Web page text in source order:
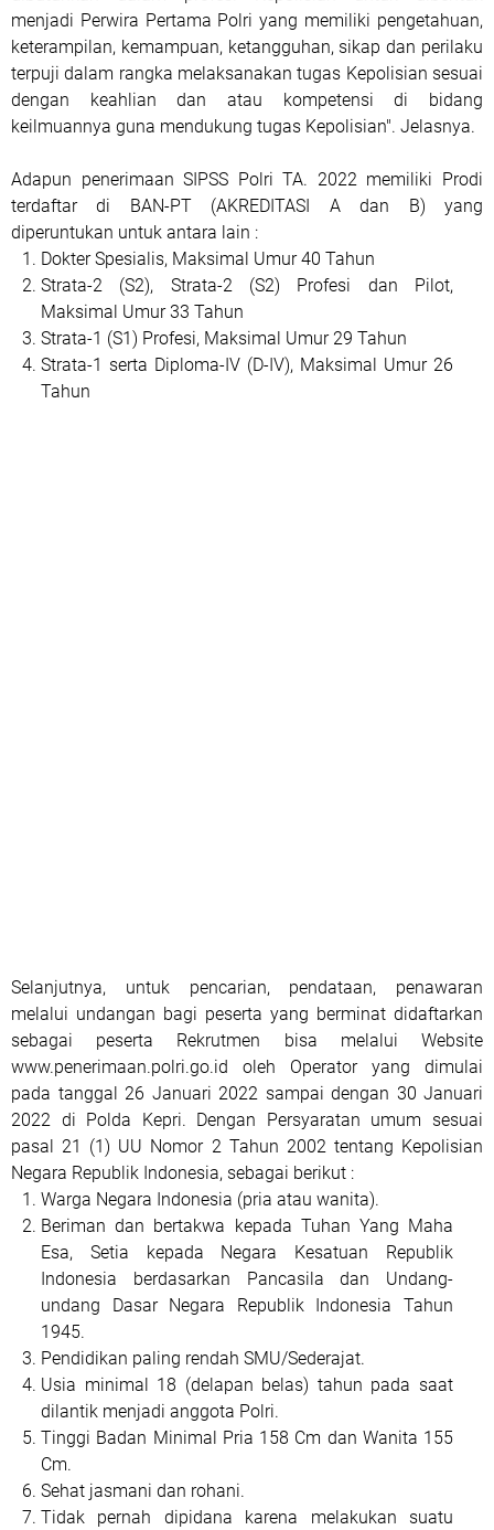
menjadi Perwira Pertama Polri yang memiliki pengetahuan,
keterampilan, kemampuan, ketangguhan, sikap dan perilaku
terpuji dalam rangka melaksanakan tugas Kepolisian sesuai
dengan keahlian dan atau kompetensi di bidang
keilmuannya guna mendukung tugas Kepolisian". Jelasnya.
Adapun penerimaan SIPSS Polri TA. 2022 memiliki Prodi
terdaftar di BAN-PT (AKREDITASI A dan B) yang
diperuntukan untuk antara lain :
Dokter Spesialis, Maksimal Umur 40 Tahun
Strata-2 (S2), Strata-2 (S2) Profesi dan Pilot,
Maksimal Umur 33 Tahun
Strata-1 (S1) Profesi, Maksimal Umur 29 Tahun
Strata-1 serta Diploma-IV (D-IV), Maksimal Umur 26
Tahun
Selanjutnya, untuk pencarian, pendataan, penawaran
melalui undangan bagi peserta yang berminat didaftarkan
sebagai peserta Rekrutmen bisa melalui Website
www.penerimaan.polri.go.id oleh Operator yang dimulai
pada tanggal 26 Januari 2022 sampai dengan 30 Januari
2022 di Polda Kepri. Dengan Persyaratan umum sesuai
pasal 21 (1) UU Nomor 2 Tahun 2002 tentang Kepolisian
Negara Republik Indonesia, sebagai berikut :
Warga Negara Indonesia (pria atau wanita).
Beriman dan bertakwa kepada Tuhan Yang Maha
Esa, Setia kepada Negara Kesatuan Republik
Indonesia berdasarkan Pancasila dan Undang-
undang Dasar Negara Republik Indonesia Tahun
1945.
Pendidikan paling rendah SMU/Sederajat.
Usia minimal 18 (delapan belas) tahun pada saat
dilantik menjadi anggota Polri.
Tinggi Badan Minimal Pria 158 Cm dan Wanita 155
Cm.
Sehat jasmani dan rohani.
Tidak pernah dipidana karena melakukan suatu